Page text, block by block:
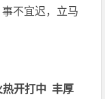
不宜迟，立马
热开打中 丰厚